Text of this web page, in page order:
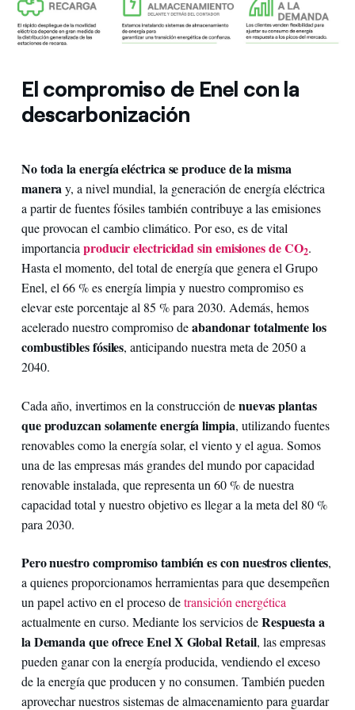
El compromiso de Enel con la
descarbonización
No toda la energía eléctrica se produce de la misma
maneray, a nivel mundial, la generación de energía eléctrica
a partir de fuentes fósiles también contribuye a las emisiones
que provocan el cambio climático. Por eso, es de vital
importanciaproducir electricidad sin emisiones de CO2.
Hasta el momento, del total de energía que genera el Grupo
Enel, el 66 % es energía limpia y nuestro compromiso es
elevar este porcentaje al 85 % para 2030. Además, hemos
acelerado nuestro compromiso deabandonar totalmente los
combustibles fósiles, anticipando nuestra meta de 2050 a
2040.
Cada año, invertimos en la construcción denuevas plantas
que produzcan solamente energía limpia, utilizando fuentes
renovables como la energía solar, el viento y el agua. Somos
una de las empresas más grandes del mundo por capacidad
renovable instalada, que representa un 60 % de nuestra
capacidad total y nuestro objetivo es llegar a la meta del 80 %
para 2030.
Pero nuestro compromiso también es con nuestros clientes,
a quienes proporcionamos herramientas para que desempeñen
un papel activo en el proceso detransición energética
actualmente en curso. Mediante los servicios deRespuesta a
la Demanda que ofrece Enel X Global Retail, las empresas
pueden ganar con la energía producida, vendiendo el exceso
de la energía que producen y no consumen. También pueden
aprovechar nuestros sistemas de almacenamiento para guardar